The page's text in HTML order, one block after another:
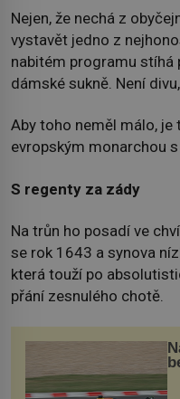
Nejen, že nechá z
vystavět jedno z
nabitém programu stíhá
dámské sukně. Není
Aby toho neměl málo, je
evropským monarchou
S regenty za zády
Na trůn ho posadí ve
se rok 1643 a synova
která touží po
přání zesnulého chotě.